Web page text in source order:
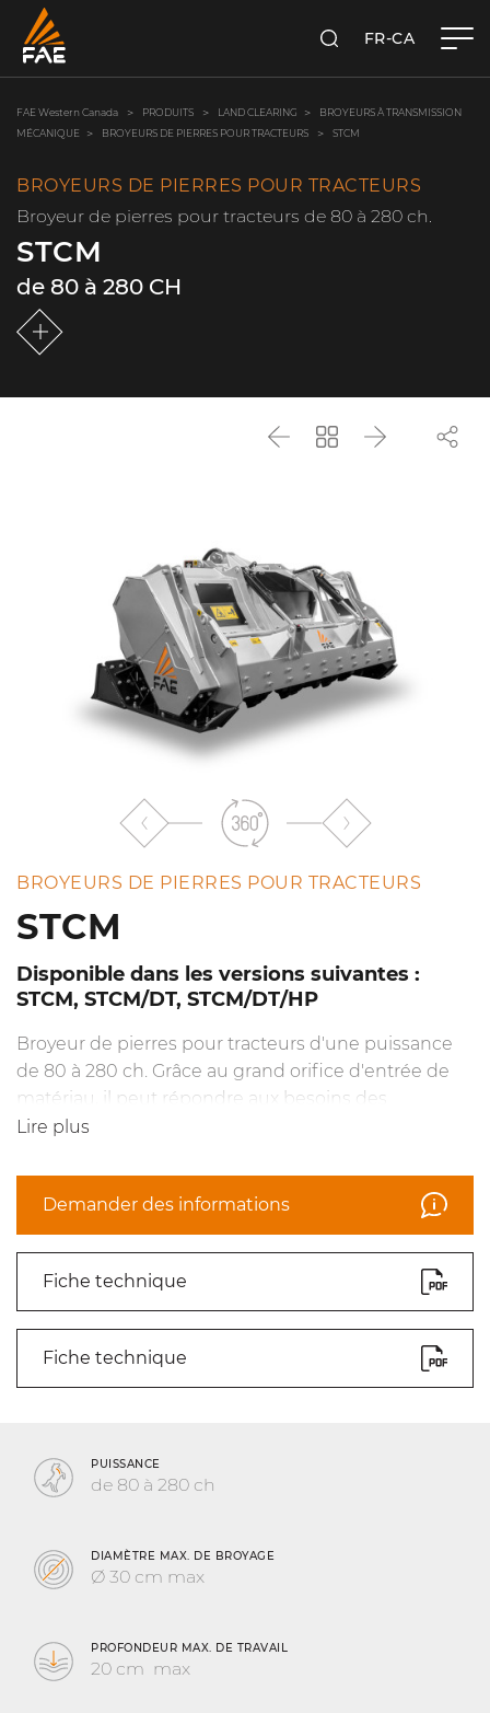
RECHERCHER
FR-CA
FAE Western Canada PRODUITS LAND CLEARING
BROYEURS À TRANSMISSION
MÉCANIQUE
BROYEURS DE PIERRES POUR TRACTEURS STCM
BROYEURS DE PIERRES POUR TRACTEURS
Broyeur de pierres pour tracteurs de 80 à 280 ch.
STCM
de 80 à 280 CH
PrécédentRevenirSuivant
BROYEURS DE PIERRES POUR TRACTEURS
STCM
Disponible dans les versions suivantes :
STCM, STCM/DT, STCM/DT/HP
Broyeur de pierres pour tracteurs d'une puissance
de 80 à 280 ch. Grâce au grand orifice d'entrée de
matériau, il peut répondre aux besoins des
professionnels qui doivent broyer des pierres jusqu'à
profondeur de 20 cm. La gammeSTCMpropose des
modèles à transmission simple ou à double
transmission. Disponible en cinq largeurs : 125, 150,
STC/3, STC/3/HD ou STC/3/FP.
Lire plus
Demander des informations
Fiche technique
Fiche technique
PUISSANCE
de 80 à 280 ch
DIAMÈTRE MAX. DE BROYAGE
Ø 30 cm max
PROFONDEUR MAX. DE TRAVAIL
20 cm max